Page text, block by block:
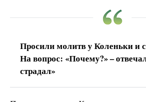
Просили молитв у Коленьки и
На вопрос: «Почему?» –
страдал»